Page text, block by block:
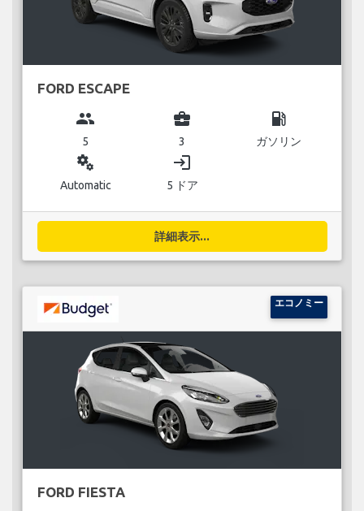
FORD ESCAPE
group
5
business_center
3
local_gas_station
ガソリン
miscellaneous_services
Automatic
login
5 ドア
詳細表示...
エコノミー
FORD FIESTA